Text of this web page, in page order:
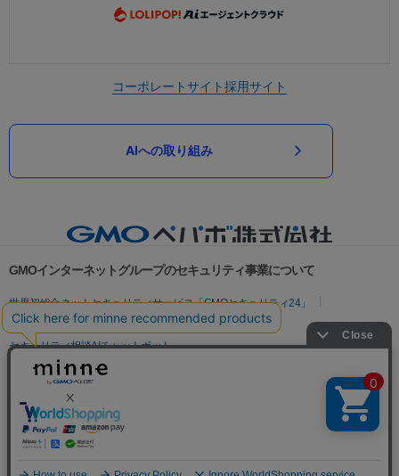
コーポレートサイト採用サイト
AIへの取り組み
GMOインターネットグループのセキュリティ事業について
世界初総合ネットセキュリティサービス「GMOセキュリティ24」
パスワード漏洩診断
Webサイトリスク診断
セキュリティ相談AIチャットボット
実在証明・盗聴対策
サイバー攻撃対策（GMO Flatt Security）
セキュリティ事業の軌跡